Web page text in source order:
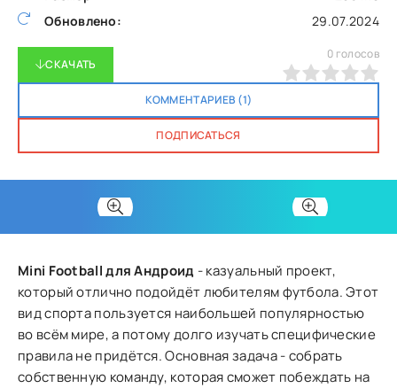
Обновлено:
29.07.2024
СКАЧАТЬ
КОММЕНТАРИЕВ (1)
ПОДПИСАТЬСЯ
0 голосов
Mini Football для Андроид - казуальный проект,
который отлично подойдёт любителям футбола. Этот
вид спорта пользуется наибольшей популярностью
во всём мире, а потому долго изучать специфические
правила не придётся. Основная задача - собрать
собственную команду, которая сможет побеждать на